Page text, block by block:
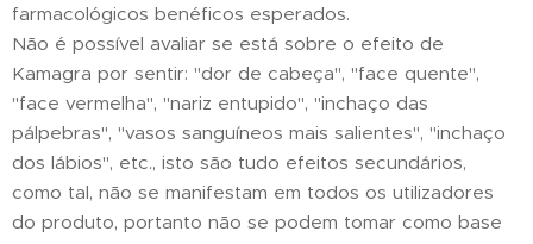
farmacológicos benéficos esperados.
Não é possível avaliar se está sobre o efeito de
Kamagra por sentir: "dor de cabeça", "face quente",
"face vermelha", "nariz entupido", "inchaço das
pálpebras", "vasos sanguíneos mais salientes", "inchaço
dos lábios", etc., isto são tudo efeitos secundários,
como tal, não se manifestam em todos os utilizadores
do produto, portanto não se podem tomar como base